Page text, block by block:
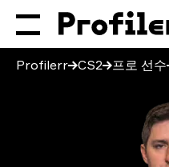
Profilerr CS2 프로 선수